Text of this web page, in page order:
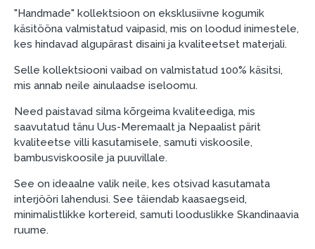
Liisingut ja järelmaksu saate vormistada ka külastades
meie salongi Dārzciema tänaval 91, Riia, Läti.
Dokumendi nõuded:
ESTO LV AS (Dokumentide vormistamiseks on
vajalik Smart-ID, eParaksts eID, eParaksts eID
mobile, ESTO konto või pank Swedbank, Luminor,
SEB või Citadele).
Lepingu tingimused:
kes on märgitud krediidi saamise lepingus.
Lisateave:
"Handmade" kollektsioon on eksklusiivne kogumik
käsitööna valmistatud vaipasid, mis on loodud inimestele,
kes hindavad algupärast disaini ja kvaliteetset materjali.
Selle kollektsiooni vaibad on valmistatud 100% käsitsi,
mis annab neile ainulaadse iseloomu.
Need paistavad silma kõrgeima kvaliteediga, mis
saavutatud tänu Uus-Meremaalt ja Nepaalist pärit
kvaliteetse villi kasutamisele, samuti viskoosile,
bambusviskoosile ja puuvillale.
See on ideaalne valik neile, kes otsivad kasutamata
interjööri lahendusi. See täiendab kaasaegseid,
minimalistlikke kortereid, samuti looduslikke Skandinaavia
ruume.